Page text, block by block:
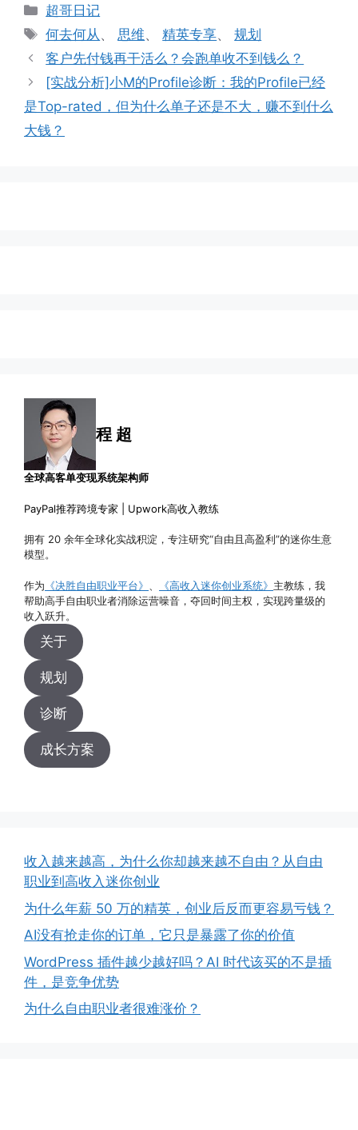
分
类
超哥日记
标
签
何去何从、思维、精英专享、规划
客户先付钱再干活么？会跑单收不到钱么？
[实战分析]小M的Profile诊断：我的Profile已经
是Top-rated，但为什么单子还是不大，赚不到什么
大钱？
程 超
全球高客单变现系统架构师
PayPal推荐跨境专家 | Upwork高收入教练
拥有 20 余年全球化实战积淀，专注研究“自由且高盈利”的迷你生意
模型。
作为 《决胜自由职业平台》 《高收入迷你创业系统》 主教练，我
帮助高手自由职业者消除运营噪音，夺回时间主权，实现跨量级的
收入跃升。
关于
规划
诊断
成长方案
收入越来越高，为什么你却越来越不自由？从自由
职业到高收入迷你创业
为什么年薪 50 万的精英，创业后反而更容易亏钱？
AI没有抢走你的订单，它只是暴露了你的价值
WordPress 插件越少越好吗？AI 时代该买的不是插
件，是竞争优势
为什么自由职业者很难涨价？